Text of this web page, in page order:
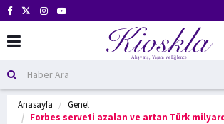
Anasayfa
Genel
Forbes serveti azalan ve artan Türk